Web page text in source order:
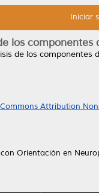
Iniciar
los
de los componentes
Attribution
Orientación en